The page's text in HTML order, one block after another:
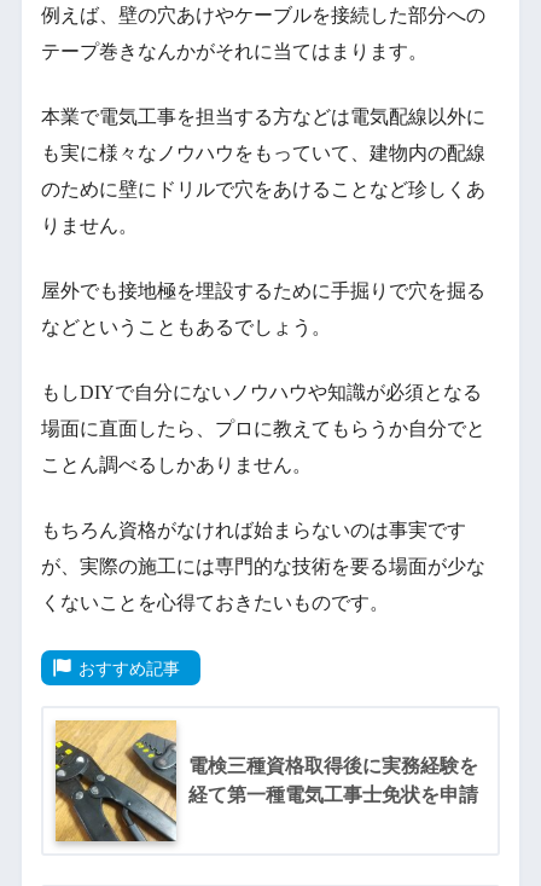
例えば、壁の穴あけやケーブルを接続した部分への
テープ巻きなんかがそれに当てはまります。
本業で電気工事を担当する方などは電気配線以外に
も実に様々なノウハウをもっていて、建物内の配線
のために壁にドリルで穴をあけることなど珍しくあ
りません。
屋外でも接地極を埋設するために手掘りで穴を掘る
などということもあるでしょう。
もしDIYで自分にないノウハウや知識が必須となる
場面に直面したら、プロに教えてもらうか自分でと
ことん調べるしかありません。
もちろん資格がなければ始まらないのは事実です
が、実際の施工には専門的な技術を要る場面が少な
くないことを心得ておきたいものです。
おすすめ記事
電検三種資格取得後に実務経験を
経て第一種電気工事士免状を申請